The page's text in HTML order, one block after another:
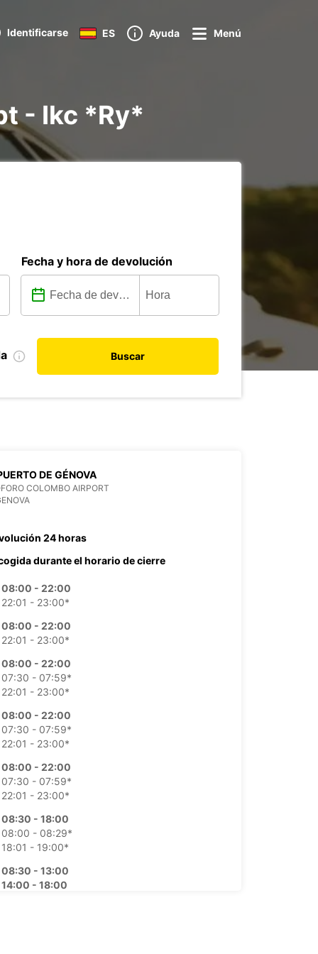
Identificarse ES Ayuda Menú
- Ikc *Ry*
Fecha y hora de devolución
Buscar
DE GÉNOVA
COLOMBO AIRPORT
24 horas
durante el horario de cierre
08:00 - 22:00
22:01 - 23:00*
08:00 - 22:00
22:01 - 23:00*
08:00 - 22:00
07:30 - 07:59*
22:01 - 23:00*
08:00 - 22:00
07:30 - 07:59*
22:01 - 23:00*
08:00 - 22:00
07:30 - 07:59*
22:01 - 23:00*
08:30 - 18:00
08:00 - 08:29*
18:01 - 19:00*
08:30 - 13:00
14:00 - 18:00